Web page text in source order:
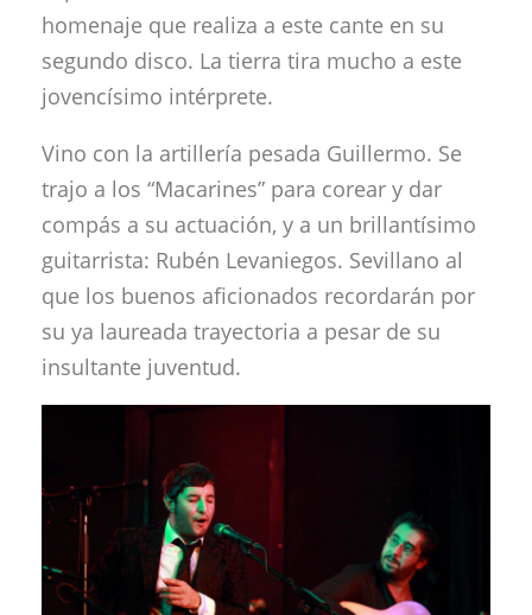
homenaje que realiza a este cante en su
segundo disco. La tierra tira mucho a este
jovencísimo intérprete.
Vino con la artillería pesada Guillermo. Se
trajo a los “Macarines” para corear y dar
compás a su actuación, y a un brillantísimo
guitarrista: Rubén Levaniegos. Sevillano al
que los buenos aficionados recordarán por
su ya laureada trayectoria a pesar de su
insultante juventud.